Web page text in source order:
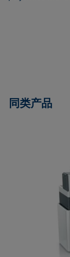
同类产品